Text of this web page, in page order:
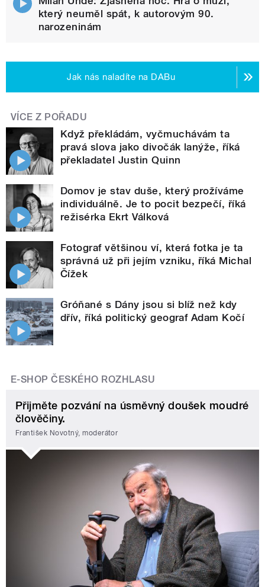
který neuměl spát, k autorovým 90.
narozeninám
Jak nás naladíte na DABu
VÍCE Z POŘADU
Když překládám, vyčmuchávám ta
pravá slova jako divočák lanýže, říká
překladatel Justin Quinn
Domov je stav duše, který prožíváme
individuálně. Je to pocit bezpečí, říká
režisérka Ekrt Válková
Fotograf většinou ví, která fotka je ta
správná už při jejím vzniku, říká Michal
Čížek
Gróňané s Dány jsou si blíž než kdy
dřív, říká politický geograf Adam Kočí
E-SHOP ČESKÉHO ROZHLASU
Přijměte pozvání na úsměvný doušek moudré
člověčiny.
František Novotný, moderátor